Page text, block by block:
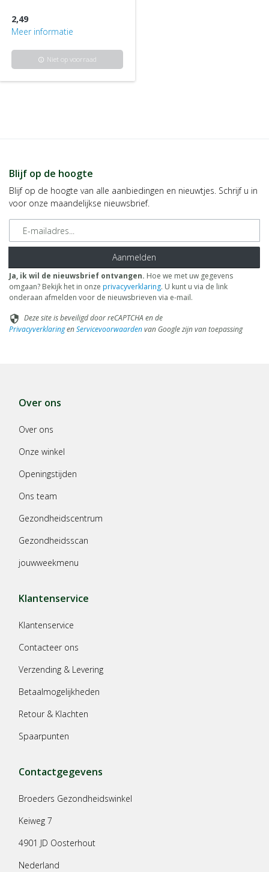
2,49
Meer informatie
info Niet op voorraad
Blijf op de hoogte
Blijf op de hoogte van alle aanbiedingen en nieuwtjes. Schrijf u in
voor onze maandelijkse nieuwsbrief.
E-mailadres
Aanmelden
Ja, ik wil de nieuwsbrief ontvangen. Hoe we met uw gegevens
omgaan? Bekijk het in onze privacyverklaring. U kunt u via de link
onderaan afmelden voor de nieuwsbrieven via e-mail.
security Deze site is beveiligd door reCAPTCHA en de
PrivacyverklaringenServicevoorwaardenvan Google zijn van toepassing
Over ons
Over ons
Onze winkel
Openingstijden
Ons team
Gezondheidscentrum
Gezondheidsscan
jouwweekmenu
Klantenservice
Klantenservice
Contacteer ons
Verzending & Levering
Betaalmogelijkheden
Retour & Klachten
Spaarpunten
Contactgegevens
Broeders Gezondheidswinkel
Keiweg 7
4901 JD Oosterhout
Nederland